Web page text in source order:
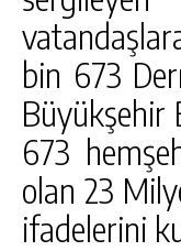
bin 673
Büyükşehir
673
olan 23
ifadelerini